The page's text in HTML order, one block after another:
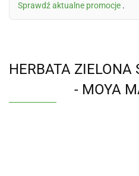
Sprawdź aktualne promocje .
HERBATA ZIELONA
- MOYA